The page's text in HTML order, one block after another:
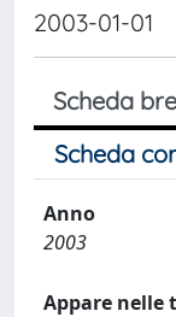
2003-01-01
Scheda
Scheda
Anno
2003
Appare nelle